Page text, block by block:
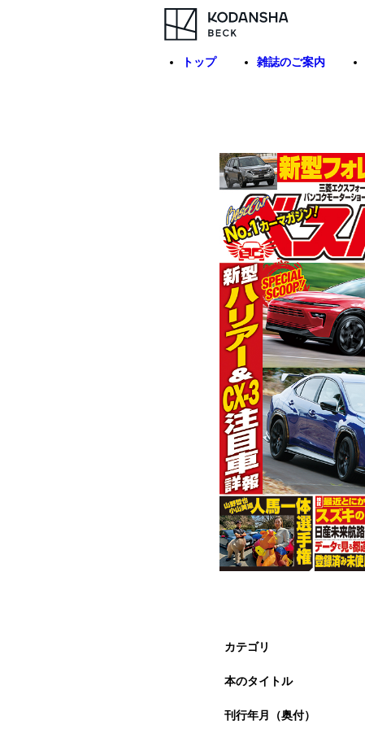
トップ 雑誌のご案内
カテゴリ
本のタイトル
刊行年月（奥付）